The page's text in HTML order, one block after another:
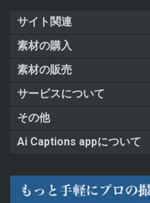
サイト関連
素材の購入
素材の販売
サービスについて
その他
Ai Captions appについて